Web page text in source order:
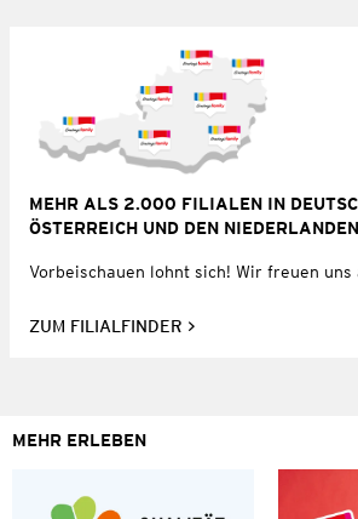
MEHR ALS 2.000 FILIALEN IN
ÖSTERREICH UND DEN NIEDERLANDEN
Vorbeischauen lohnt sich! Wir freuen uns
ZUM FILIALFINDER
MEHR ERLEBEN